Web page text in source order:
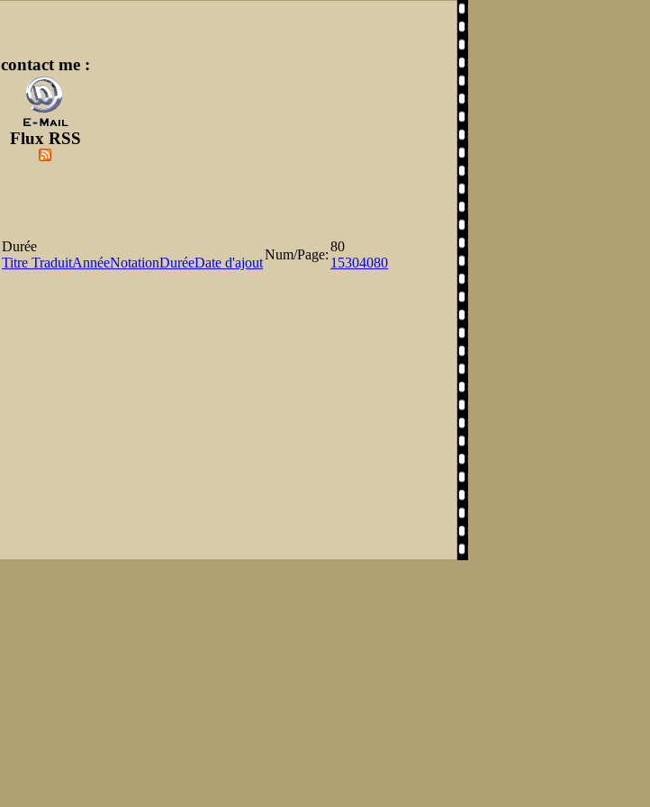
contact me :
Flux RSS
Durée
Titre TraduitAnnéeNotationDuréeDate d'ajout
Num/Page:
80
15304080